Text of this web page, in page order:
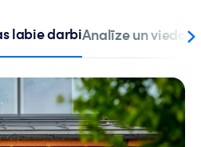
labie darbiAnalīze un viedokļi